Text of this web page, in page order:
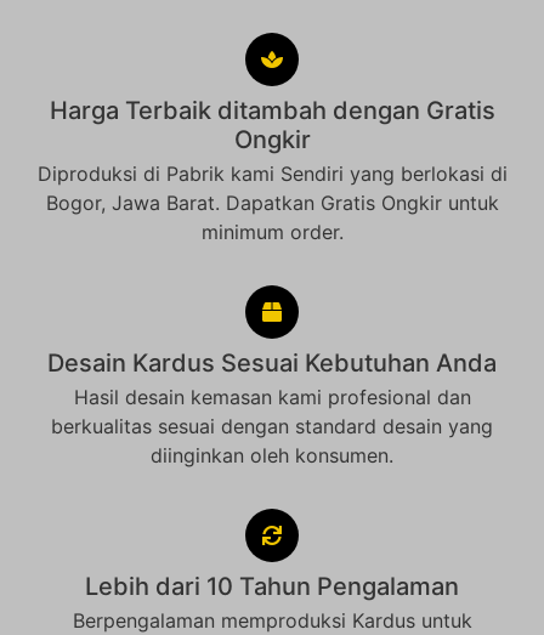
Harga Terbaik ditambah dengan Gratis
Ongkir
Diproduksi di Pabrik kami Sendiri yang berlokasi di
Bogor, Jawa Barat. Dapatkan Gratis Ongkir untuk
minimum order.
Desain Kardus Sesuai Kebutuhan Anda
Hasil desain kemasan kami profesional dan
berkualitas sesuai dengan standard desain yang
diinginkan oleh konsumen.
Lebih dari 10 Tahun Pengalaman
Berpengalaman memproduksi Kardus untuk